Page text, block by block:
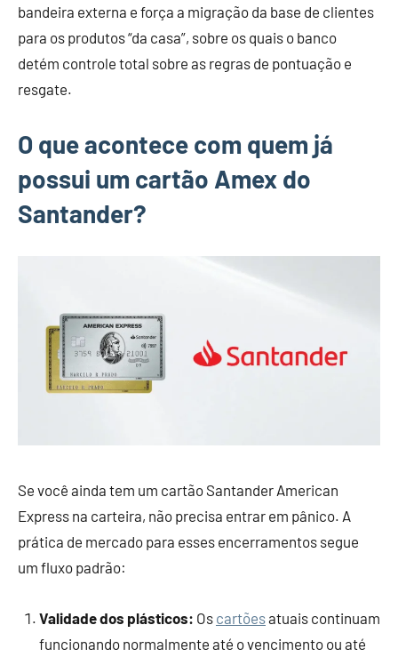
bandeira externa e força a migração da base de clientes
para os produtos “da casa”, sobre os quais o banco
detém controle total sobre as regras de pontuação e
resgate.
O que acontece com quem já
possui um cartão Amex do
Santander?
Se você ainda tem um cartão Santander American
Express na carteira, não precisa entrar em pânico. A
prática de mercado para esses encerramentos segue
um fluxo padrão:
Validade dos plásticos: Os cartõesatuais continuam
funcionando normalmente até o vencimento ou até